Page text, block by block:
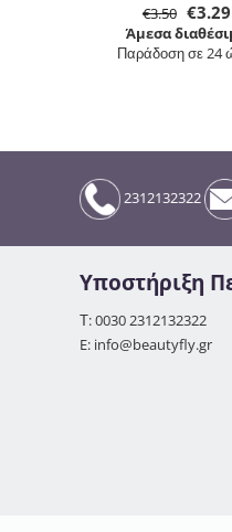
€3.50 €3.29
Άμεσα
Παράδοση σε 24
2312132322
Υποστήριξη
Τ: 0030 2312132322
E: info@beautyfly.gr